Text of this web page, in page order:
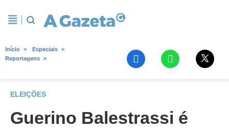
Início
Especiais
Reportagens
ELEIÇÕES
Guerino Balestrassi é